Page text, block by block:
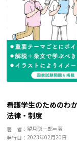
看護学生のためのわ
法律・制度
著 者：望月聡一郎＝著
発行日：2023年02月20日